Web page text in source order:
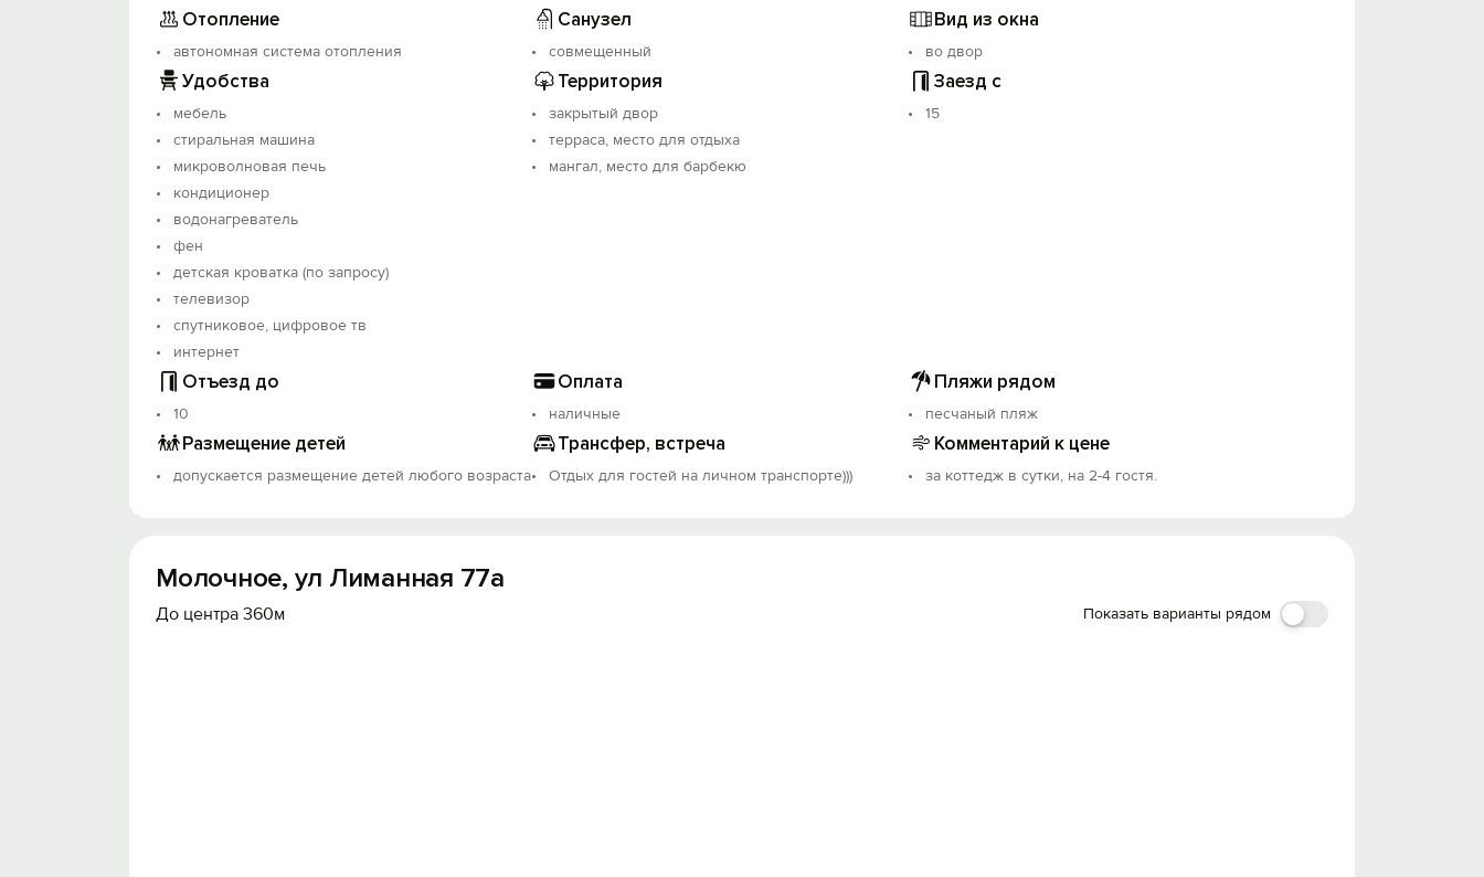
Отопление
автономная система отопления
Санузел
совмещенный
Вид из окна
во двор
Удобства
мебель
стиральная машина
микроволновая печь
кондиционер
водонагреватель
фен
детская кроватка (по запросу)
телевизор
спутниковое, цифровое тв
интернет
Территория
закрытый двор
терраса, место для отдыха
мангал, место для барбекю
Заезд с
15
Отъезд до
10
Оплата
наличные
Пляжи рядом
песчаный пляж
Размещение детей
допускается размещение детей любого возраста
Трансфер, встреча
Отдых для гостей на личном транспорте)))
Комментарий к цене
за коттедж в сутки, на 2-4 гостя.
Молочное, ул Лиманная 77а
До центра 360м Показать варианты рядом